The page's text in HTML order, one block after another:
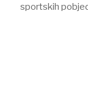
sportskih